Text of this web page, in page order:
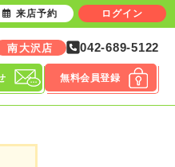
南大沢店 042-689-5122
無料会員登録
来店予約 ログイン